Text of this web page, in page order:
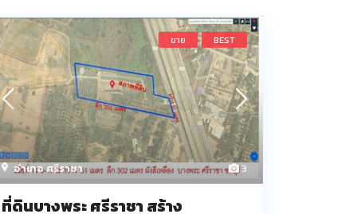
3
อำเภอ ศรีราชา
ขาย BEST
ที่ดินบางพระ ศรีราชา สร้าง